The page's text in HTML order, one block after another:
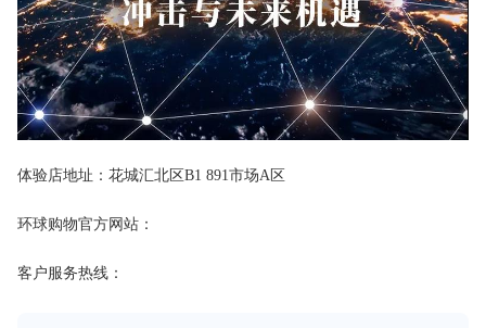
体验店地址：花城汇北区B1 891市场A区
环球购物官方网站：
客户服务热线：